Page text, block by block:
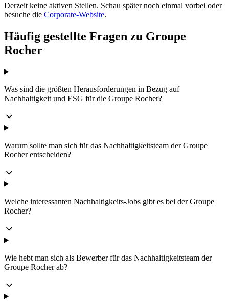
Derzeit keine aktiven Stellen. Schau später noch einmal vorbei oder
besuche die Corporate-Website.
Häufig gestellte Fragen zu Groupe
Rocher
Was sind die größten Herausforderungen in Bezug auf
Nachhaltigkeit und ESG für die Groupe Rocher?
Warum sollte man sich für das Nachhaltigkeitsteam der Groupe
Rocher entscheiden?
Welche interessanten Nachhaltigkeits-Jobs gibt es bei der Groupe
Rocher?
Wie hebt man sich als Bewerber für das Nachhaltigkeitsteam der
Groupe Rocher ab?